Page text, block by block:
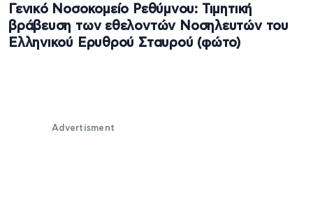
Γενικό Νοσοκομείο Ρεθύμνου: Τιμητική
βράβευση των εθελοντών Νοσηλευτών του
Ελληνικού Ερυθρού Σταυρού (φώτο)
Advertisment